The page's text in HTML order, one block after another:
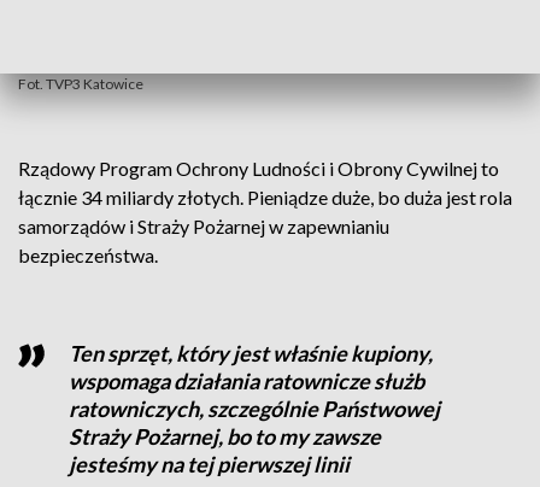
Fot. TVP3 Katowice
Rządowy Program Ochrony Ludności i Obrony Cywilnej to
łącznie 34 miliardy złotych. Pieniądze duże, bo duża jest rola
samorządów i Straży Pożarnej w zapewnianiu
bezpieczeństwa.
Ten sprzęt, który jest właśnie kupiony,
wspomaga działania ratownicze służb
ratowniczych, szczególnie Państwowej
Straży Pożarnej, bo to my zawsze
jesteśmy na tej pierwszej linii